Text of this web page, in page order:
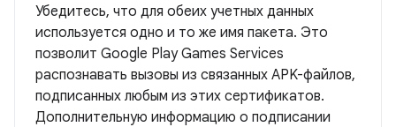
Убедитесь, что для обеих учетных данных
используется одно и то же имя пакета. Это
позволит Google Play Games Services
распознавать вызовы из связанных APK-файлов,
подписанных любым из этих сертификатов.
Дополнительную информацию о подписании